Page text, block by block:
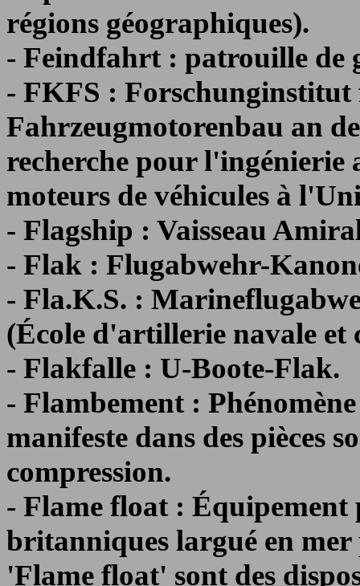
régions géographiques).
- Feindfahrt : patrouille de
- FKFS :
Fahrzeugmotorenbau an
recherche pour l'ingénierie
moteurs de véhicules à
- Flagship : Vaisseau
- Flak : Flugabwehr-
- Fla.K.S. :
(École d'artillerie navale et
- Flakfalle : U-Boote-Flak.
- Flambement :
manifeste dans des pièces
compression.
- Flame float :
britanniques largué en
'Flame float' sont des